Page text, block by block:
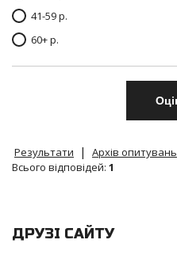
41-59 р.
60+ р.
Результати |
Архів опитувань
Всього відповідей: 1
ДРУЗІ САЙТУ